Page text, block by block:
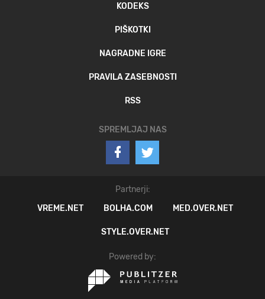
KODEKS
PIŠKOTKI
NAGRADNE IGRE
PRAVILA ZASEBNOSTI
RSS
SPREMLJAJ NAS
Partnerji:
VREME.NET
BOLHA.COM MED.OVER.NET
STYLE.OVER.NET
Powered by: